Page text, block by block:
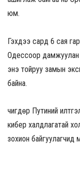
юм.
Гэхдээ сард 6 сая
Одессоор дамжуулан
энэ тойруу замын
байна.
Өчигдөр Путиний
кибер халдлагатай
зохион